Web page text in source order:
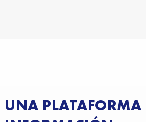
UNA PLATAFORMA